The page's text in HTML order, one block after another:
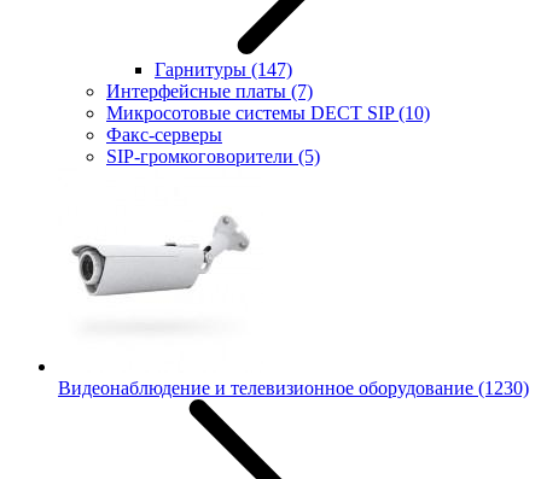
Гарнитуры (147)
Интерфейсные платы (7)
Микросотовые системы DECT SIP(10)
Факс-серверы
SIP-громкоговорители (5)
Видеонаблюдение и телевизионное оборудование (1230)